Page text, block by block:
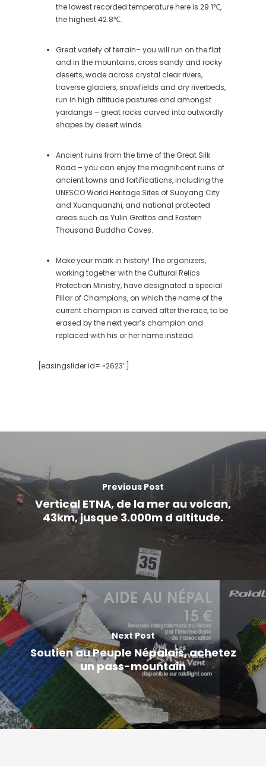
the lowest recorded temperature here is 29.1℃,
the highest 42.8℃.
Great variety of terrain– you will run on the flat
and in the mountains, cross sandy and rocky
deserts, wade across crystal clear rivers,
traverse glaciers, snowfields and dry riverbeds,
run in high altitude pastures and amongst
yardangs – great rocks carved into outwordly
shapes by desert winds.
Ancient ruins from the time of the Great Silk
Road – you can enjoy the magnificent ruins of
ancient towns and fortifications, including the
UNESCO World Heritage Sites of Suoyang City
and Xuanquanzhi, and national protected
areas such as Yulin Grottos and Eastern
Thousand Buddha Caves.
Make your mark in history! The organizers,
working together with the Cultural Relics
Protection Ministry, have designated a special
Pillar of Champions, on which the name of the
current champion is carved after the race, to be
erased by the next year’s champion and
replaced with his or her name instead.
[easingslider id= »2623″]
Previous Post
Vertical ETNA, de la mer au volcan,
43km, jusque 3.000m d altitude.
Next Post
Soutien au Peuple Népalais, achetez
un pass-mountain